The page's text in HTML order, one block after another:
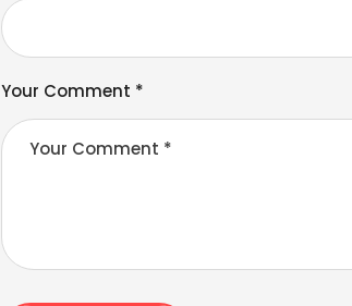
Your Comment *
n
a
ti
v
e